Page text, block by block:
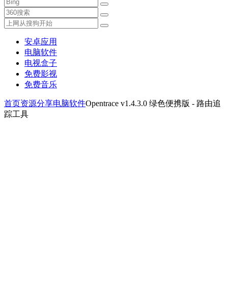
安卓应用
电脑软件
电视盒子
免费影视
免费音乐
首页资源分享电脑软件Opentrace v1.4.3.0 绿色便携版 - 路由追
踪工具